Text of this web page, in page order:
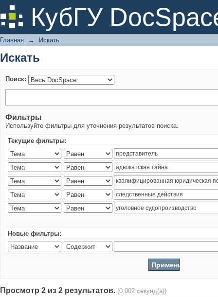
КубГУ
Искать
Главная → Искать
Искать
Поиск:
Фильтры
Используйте фильтры для уточнения результатов поиска.
Текущие фильтры:
Новые фильтры:
Просмотр 2 из 2 результатов. (0.002 секунд(а))